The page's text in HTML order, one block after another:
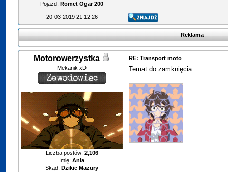
Pojazd: Romet Ogar 200
20-03-2019 21:12:26
Reklama
Motorowerzystka
Mekanik xD
Liczba postów: 2,106
Imię: Ania
Skąd: Dzikie Mazury
RE: Transport moto
Temat do zamknięcia.